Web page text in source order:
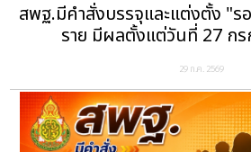
สพฐ.มีคำสั่งบรรจุและแต่งตั้ง "
ราย มีผลตั้งแต่วันที่ 27 ก
29 ก.ค. 2569